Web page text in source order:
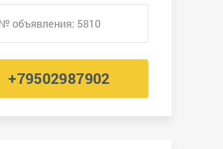
объявления: 5810
+79502987902